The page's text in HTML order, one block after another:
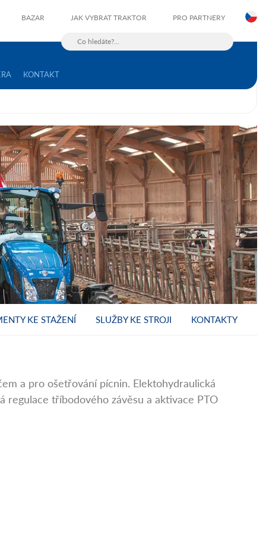
BAZAR JAK VYBRAT TRAKTOR PRO PARTNERY
KONTAKT
KE STAŽENÍ SLUŽBY KE STROJI KONTAKTY
a pro ošetřování pícnin. Elektohydraulická
regulace tříbodového závěsu a aktivace PTO